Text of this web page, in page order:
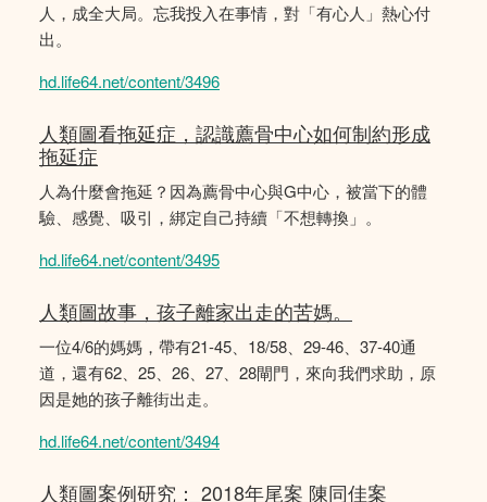
人，成全大局。忘我投入在事情，對「有心人」熱心付
出。
hd.life64.net/content/3496
人類圖看拖延症，認識薦骨中心如何制約形成
拖延症
人為什麼會拖延？因為薦骨中心與G中心，被當下的體
驗、感覺、吸引，綁定自己持續「不想轉換」。
hd.life64.net/content/3495
人類圖故事，孩子離家出走的苦媽。
一位4/6的媽媽，帶有21-45、18/58、29-46、37-40通
道，還有62、25、26、27、28閘門，來向我們求助，原
因是她的孩子離街出走。
hd.life64.net/content/3494
人類圖案例研究： 2018年尾案 陳同佳案